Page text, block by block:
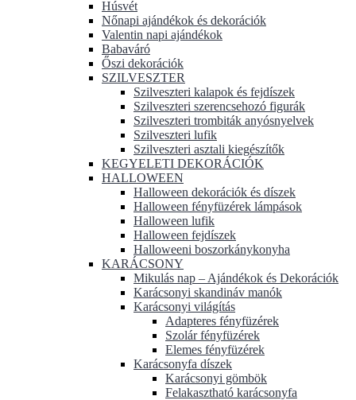
Húsvét
Nőnapi ajándékok és dekorációk
Valentin napi ajándékok
Babaváró
Őszi dekorációk
SZILVESZTER
Szilveszteri kalapok és fejdíszek
Szilveszteri szerencsehozó figurák
Szilveszteri trombiták anyósnyelvek
Szilveszteri lufik
Szilveszteri asztali kiegészítők
KEGYELETI DEKORÁCIÓK
HALLOWEEN
Halloween dekorációk és díszek
Halloween fényfüzérek lámpások
Halloween lufik
Halloween fejdíszek
Halloweeni boszorkánykonyha
KARÁCSONY
Mikulás nap – Ajándékok és Dekorációk
Karácsonyi skandináv manók
Karácsonyi világítás
Adapteres fényfüzérek
Szolár fényfüzérek
Elemes fényfüzérek
Karácsonyfa díszek
Karácsonyi gömbök
Felakasztható karácsonyfa